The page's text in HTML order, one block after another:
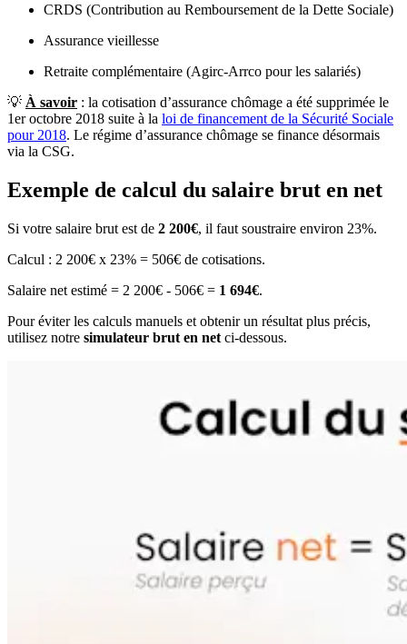
CRDS (Contribution au Remboursement de la Dette Sociale)
Assurance vieillesse
Retraite complémentaire (Agirc-Arrco pour les salariés)
💡 À savoir : la cotisation d’assurance chômage a été supprimée le
1er octobre 2018 suite à la loi de financement de la Sécurité Sociale
pour 2018. Le régime d’assurance chômage se finance désormais
via la CSG.
Exemple de calcul du salaire brut en net
Si votre salaire brut est de 2 200€, il faut soustraire environ 23%.
Calcul : 2 200€ x 23% = 506€ de cotisations.
Salaire net estimé = 2 200€ - 506€ = 1 694€.
Pour éviter les calculs manuels et obtenir un résultat plus précis,
utilisez notre simulateur brut en net ci-dessous.